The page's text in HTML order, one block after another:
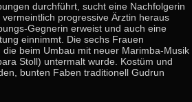
durchführt, sucht eine Nachfolgerin
progressive Ärztin heraus
Gegnerin erweist und auch eine
einnimmt. Die sechs Frauen
beim Umbau mit neuer Marimba-Musik
Stoll) untermalt wurde. Kostüm und
bunten Faben traditionell Gudrun